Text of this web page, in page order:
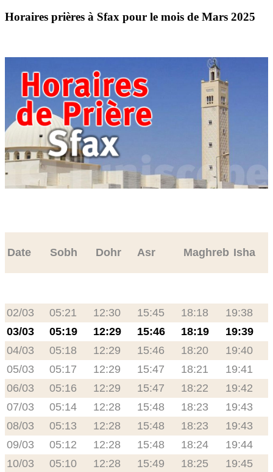
Horaires prières à Sfax pour le mois de Mars 2025
Date Sobh Dohr Asr Maghreb Isha
02/03 05:21 12:30 15:45 18:18
19:38
03/03
05:19 12:29 15:46 18:19
19:39
04/03
05:18 12:29 15:46 18:20
19:40
05/03
05:17 12:29 15:47 18:21
19:41
06/03
05:16 12:29 15:47 18:22
19:42
07/03
05:14 12:28 15:48 18:23
19:43
08/03
05:13 12:28 15:48 18:23
19:43
09/03
05:12 12:28 15:48 18:24
19:44
10/03
05:10 12:28 15:49 18:25 19:45